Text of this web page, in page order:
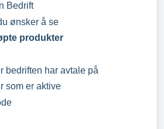
Bedrift
ønsker å se
produkter
bedriften har avtale på
som er aktive